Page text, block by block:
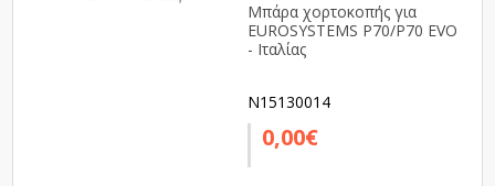
Μπάρα χορτοκοπής για
EUROSYSTEMS P70/P70 EVO
- Ιταλίας
N15130014
0,00€